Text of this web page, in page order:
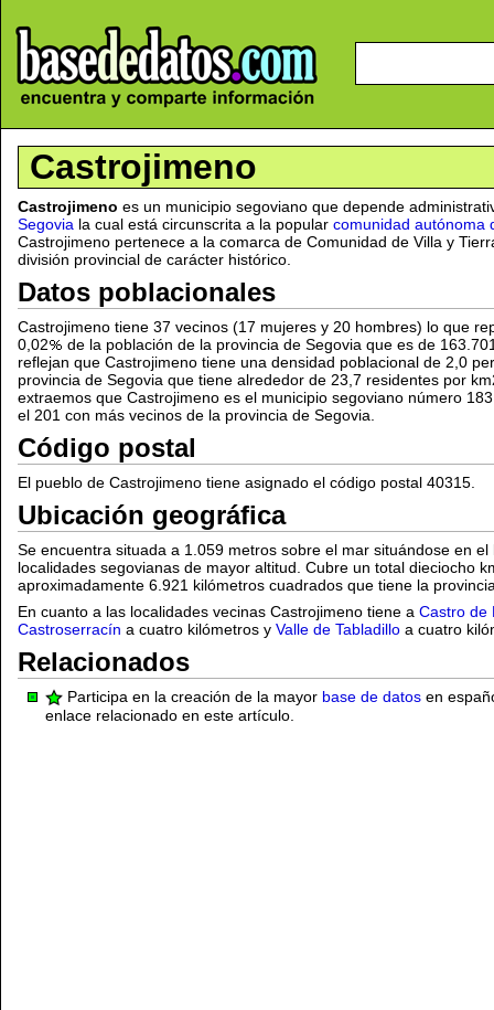
Castrojimeno
Castrojimeno es un municipio segoviano que depende
Segovia la cual está circunscrita a la popular comunidad autónoma
Castrojimeno pertenece a la comarca de Comunidad de Villa y
división provincial de carácter histórico.
Datos poblacionales
Castrojimeno tiene 37 vecinos (17 mujeres y 20 hombres) lo que
0,02
de la población de la provincia de Segovia que es de
reflejan que Castrojimeno tiene una densidad poblacional de 2,0
provincia de Segovia que tiene alrededor de 23,7 residentes por
extraemos que Castrojimeno es el municipio segoviano número
el 201 con más vecinos de la provincia de Segovia.
Código postal
El pueblo de Castrojimeno tiene asignado el código postal 40315.
Ubicación geográfica
Se encuentra situada a 1.059 metros sobre el mar situándose en
localidades segovianas de mayor altitud. Cubre un total dieciocho
aproximadamente 6.921 kilómetros cuadrados que tiene la
En cuanto a las localidades vecinas Castrojimeno tiene a Castro de
Castroserracín a cuatro kilómetros y Valle de Tabladillo a cuatro
Relacionados
Participa en la creación de la mayor base de datos en
enlace relacionado en este artículo.